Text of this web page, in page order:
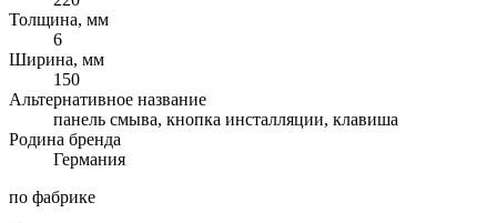
Толщина, мм
6
Ширина, мм
150
Альтернативное название
панель смыва, кнопка инсталляции, клавиша
Родина бренда
Германия
по фабрике